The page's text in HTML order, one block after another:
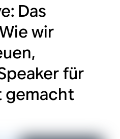
Das
wir
für
gemacht